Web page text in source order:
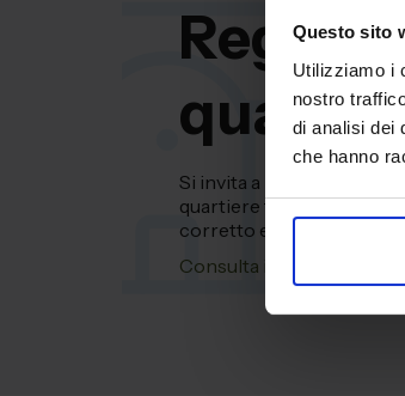
Questo sito
Utilizziamo i
nostro
di analisi dei
che hanno
Si invita a prendere
quartiere fieristico,
corretto e sicuro
Consulta il regolamento